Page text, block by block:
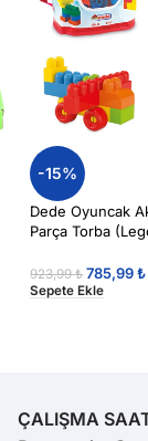
-15%
Dede Oyuncak
Parça Torba
923,99₺ 785,99₺
Sepete Ekle
ÇALIŞMA